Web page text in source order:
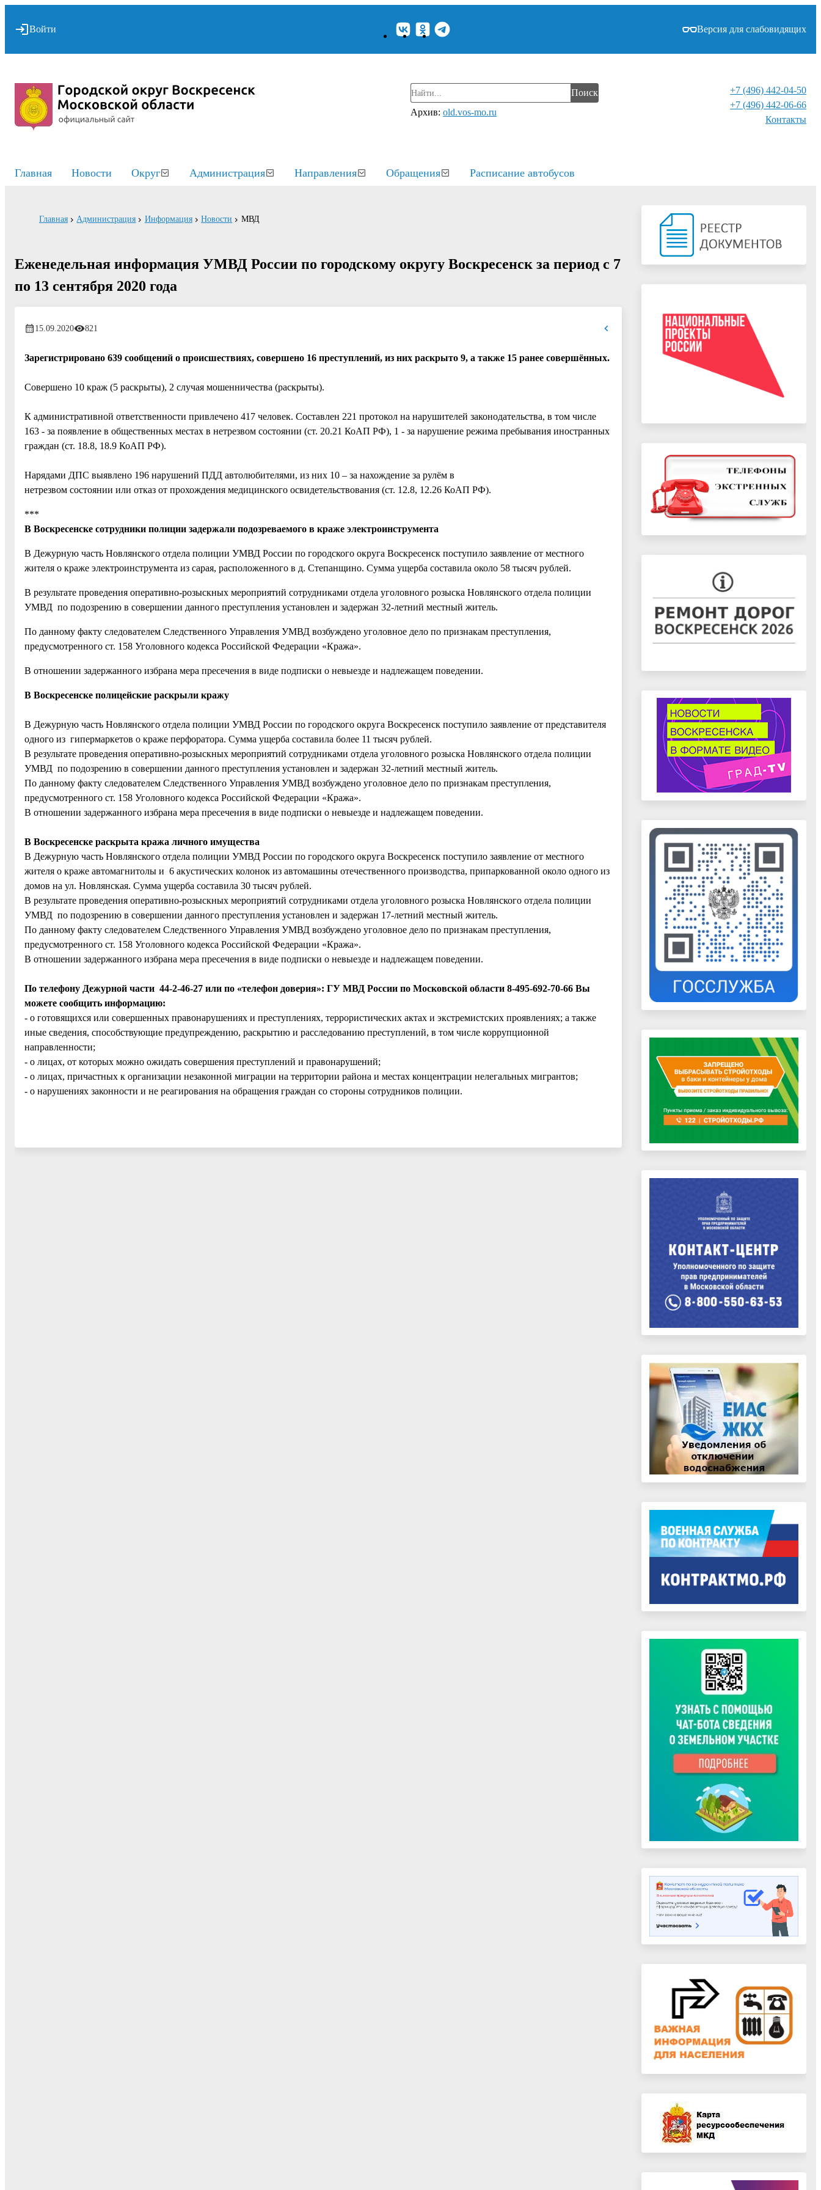
Войти Версия для слабовидящих
Поиск
Архив: old.vos-mo.ru
+7 (496) 442-04-50
+7 (496) 442-06-66
Контакты⁠
Главная Новости Округ Администрация Направления Обращения Расписание автобусов
Главная Администрация Информация Новости МВД
Еженедельная информация УМВД России по городскому округу Воскресенск за период с 7
по 13 сентября 2020 года
15.09.2020 821
Зарегистрировано 639 сообщений о происшествиях, совершено 16 преступлений, из них раскрыто 9, а также 15 ранее совершённых.
Совершено 10 краж (5 раскрыты), 2 случая мошенничества (раскрыты).
К административной ответственности привлечено 417 человек. Составлен 221 протокол на нарушителей законодательства, в том числе
163 - за появление в общественных местах в нетрезвом состоянии (ст. 20.21 КоАП РФ), 1 - за нарушение режима пребывания иностранных
граждан (ст. 18.8, 18.9 КоАП РФ).
Нарядами ДПС выявлено 196 нарушений ПДД автолюбителями, из них 10 – за нахождение за рулём в
нетрезвом состоянии или отказ от прохождения медицинского освидетельствования (ст. 12.8, 12.26 КоАП РФ).
***
В Воскресенске сотрудники полиции задержали подозреваемого в краже электроинструмента
В Дежурную часть Новлянского отдела полиции УМВД России по городского округа Воскресенск поступило заявление от местного
жителя о краже электроинструмента из сарая, расположенного в д. Степанщино. Сумма ущерба составила около 58 тысяч рублей.
В результате проведения оперативно-розыскных мероприятий сотрудниками отдела уголовного розыска Новлянского отдела полиции
УМВД по подозрению в совершении данного преступления установлен и задержан 32-летний местный житель.
По данному факту следователем Следственного Управления УМВД возбуждено уголовное дело по признакам преступления,
предусмотренного ст. 158 Уголовного кодекса Российской Федерации «Кража».
В отношении задержанного избрана мера пресечения в виде подписки о невыезде и надлежащем поведении.
В Воскресенске полицейские раскрыли кражу
В Дежурную часть Новлянского отдела полиции УМВД России по городского округа Воскресенск поступило заявление от представителя
одного из гипермаркетов о краже перфоратора. Сумма ущерба составила более 11 тысяч рублей.
В результате проведения оперативно-розыскных мероприятий сотрудниками отдела уголовного розыска Новлянского отдела полиции
УМВД по подозрению в совершении данного преступления установлен и задержан 32-летний местный житель.
По данному факту следователем Следственного Управления УМВД возбуждено уголовное дело по признакам преступления,
предусмотренного ст. 158 Уголовного кодекса Российской Федерации «Кража».
В отношении задержанного избрана мера пресечения в виде подписки о невыезде и надлежащем поведении.
В Воскресенске раскрыта кража личного имущества
В Дежурную часть Новлянского отдела полиции УМВД России по городского округа Воскресенск поступило заявление от местного
жителя о краже автомагнитолы и 6 акустических колонок из автомашины отечественного производства, припаркованной около одного из
домов на ул. Новлянская. Сумма ущерба составила 30 тысяч рублей.
В результате проведения оперативно-розыскных мероприятий сотрудниками отдела уголовного розыска Новлянского отдела полиции
УМВД по подозрению в совершении данного преступления установлен и задержан 17-летний местный житель.
По данному факту следователем Следственного Управления УМВД возбуждено уголовное дело по признакам преступления,
предусмотренного ст. 158 Уголовного кодекса Российской Федерации «Кража».
В отношении задержанного избрана мера пресечения в виде подписки о невыезде и надлежащем поведении.
По телефону Дежурной части 44-2-46-27 или по «телефон доверия»: ГУ МВД России по Московской области 8-495-692-70-66 Вы
можете сообщить информацию:
- о готовящихся или совершенных правонарушениях и преступлениях, террористических актах и экстремистских проявлениях; а также
иные сведения, способствующие предупреждению, раскрытию и расследованию преступлений, в том числе коррупционной
направленности;
- о лицах, от которых можно ожидать совершения преступлений и правонарушений;
- о лицах, причастных к организации незаконной миграции на территории района и местах концентрации нелегальных мигрантов;
- о нарушениях законности и не реагирования на обращения граждан со стороны сотрудников полиции.